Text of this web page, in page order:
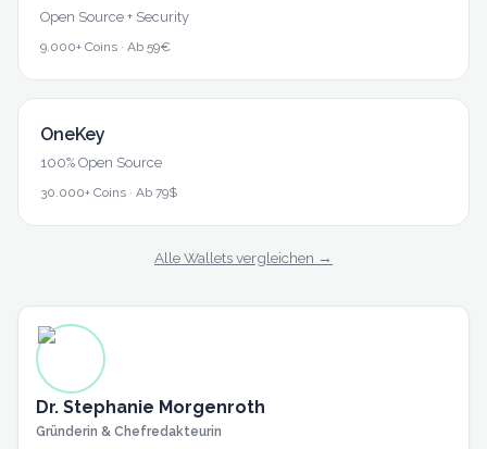
Open Source + Security
9.000+ Coins · Ab 59€
OneKey
100% Open Source
30.000+ Coins · Ab 79$
Alle Wallets vergleichen →
Dr. Stephanie Morgenroth
Gründerin & Chefredakteurin